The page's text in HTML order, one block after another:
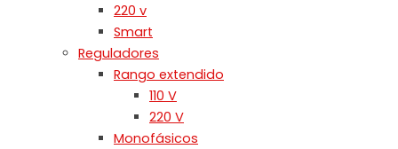
220 v
Smart
Reguladores
Rango extendido
110 V
220 V
Monofásicos